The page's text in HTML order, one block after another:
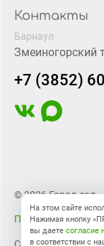
Контакты
Барнаул
Змеиногорский
+7 (3852)
© 2026 Город-сад
Правовая
На этом сайте
Нажимая кнопку
вы даете согласие
в соответствии с